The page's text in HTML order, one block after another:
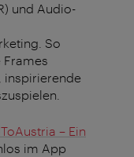
und Audio-
So
Frames
inspirierende
– Ein
im App